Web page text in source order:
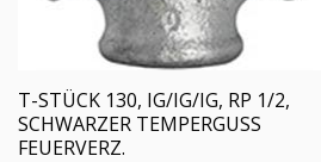
T-STÜCK 130, IG/IG/IG, RP 1/2,
SCHWARZER TEMPERGUSS
FEUERVERZ.